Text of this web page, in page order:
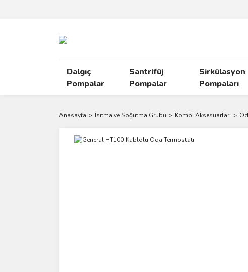
Dalgıç
Pompalar
Santrifüj
Pompalar
Sirkülasyon
Pompaları
Anasayfa Isıtma ve Soğutma Grubu Kombi Aksesuarları